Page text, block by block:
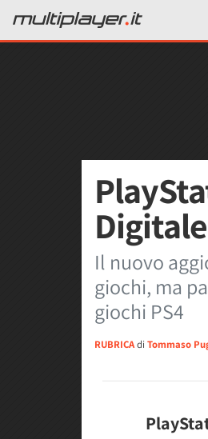
Il nuovo
giochi, ma
giochi PS4
RUBRICAdi Tommaso